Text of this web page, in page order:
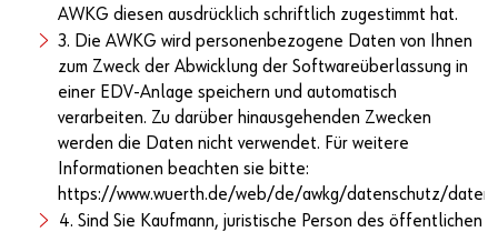
AWKG diesen ausdrücklich schriftlich zugestimmt hat.
3. Die AWKG wird personenbezogene Daten von Ihnen
zum Zweck der Abwicklung der Softwareüberlassung in
einer EDV-Anlage speichern und automatisch
verarbeiten. Zu darüber hinausgehenden Zwecken
werden die Daten nicht verwendet. Für weitere
Informationen beachten sie bitte:
https://www.wuerth.de/web/de/awkg/datenschutz/
4. Sind Sie Kaufmann, juristische Person des öffentlichen